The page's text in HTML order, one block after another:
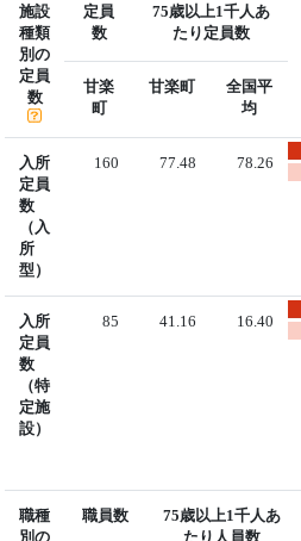
施設
種類
別の
定員
数
定員
数
75歳以上1千人あ
たり定員数
甘楽
町
甘楽町
全国平
均
入所
定員
数
（入
所
型）
160 77.48 78.26
入所
定員
数
（特
定施
設）
85 41.16 16.40
職種
別の
職員数
75歳以上1千人あ
たり人員数